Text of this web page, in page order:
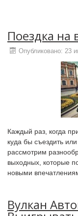
Поездка на
Опубликовано: 23
Каждый раз, когда
куда бы съездить
рассмотрим
выходных, которые
новыми
Вулкан